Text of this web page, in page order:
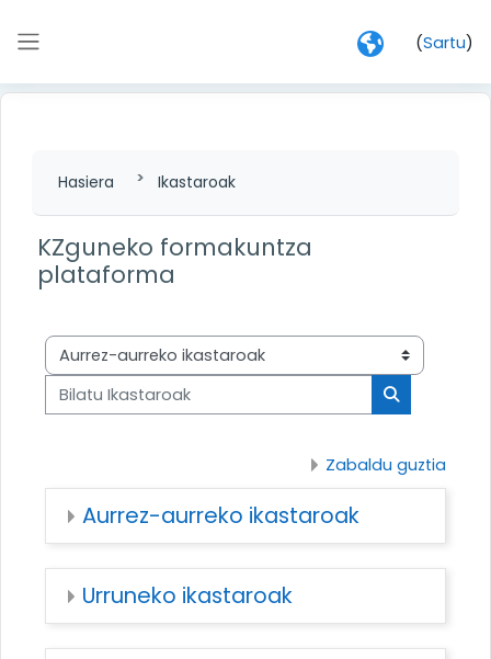
(Sartu)
Hasiera Ikastaroak
KZguneko formakuntza
plataforma
Ikastaro-kategoriak
Bilatu Ikastaroak
Bilatu
Zabaldu guztia
Aurrez-aurreko ikastaroak
Urruneko ikastaroak